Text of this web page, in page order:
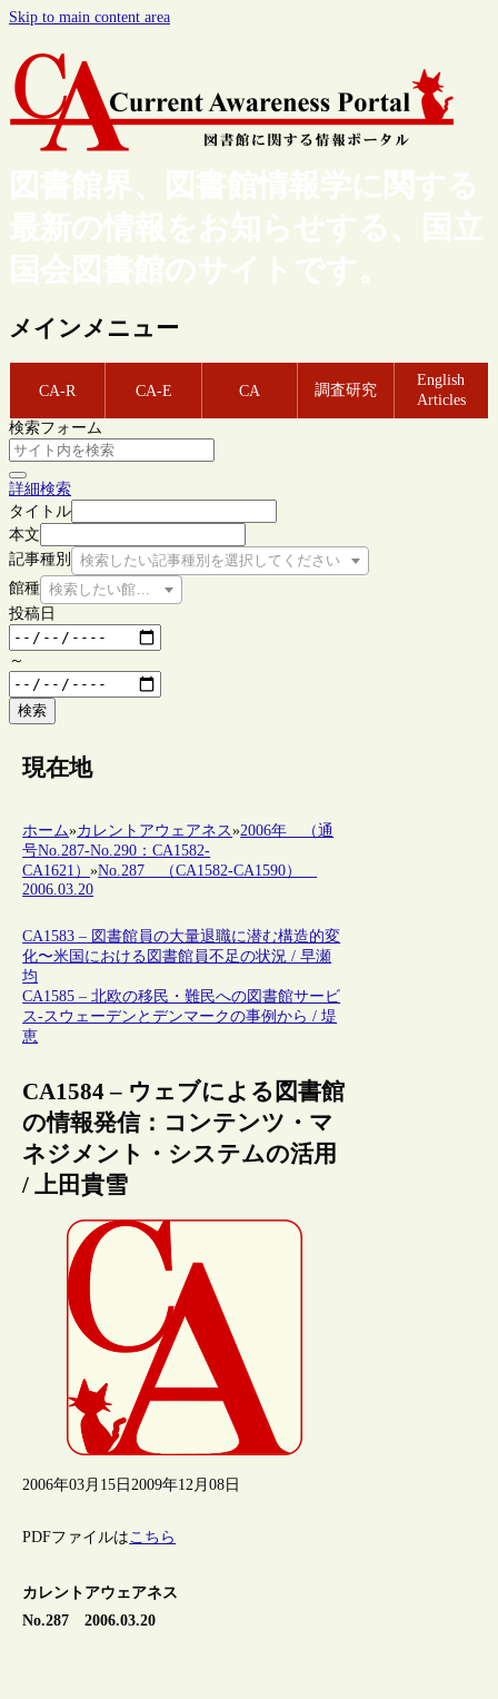
Skip to main content area
図書館界、図書館情報学に関する
最新の情報をお知らせする、国立
国会図書館のサイトです。
メインメニュー
CA-R CA-E CA 調査研究
English
Articles
検索フォーム
詳細検索
タイトル
本文
記事種別
検索したい記事種別を選択してください
館種 検索したい館種を選択してください
投稿日
～
検索
現在地
ホーム»カレントアウェアネス»2006年 （通
号No.287-No.290：CA1582-
CA1621）»No.287 （CA1582-CA1590）
2006.03.20
CA1583 – 図書館員の大量退職に潜む構造的変
化〜米国における図書館員不足の状況 / 早瀬
均
CA1585 – 北欧の移民・難民への図書館サービ
ス-スウェーデンとデンマークの事例から / 堤
恵
CA1584 – ウェブによる図書館
の情報発信：コンテンツ・マ
ネジメント・システムの活用
/ 上田貴雪
2006年03月15日 2009年12月08日
PDFファイルはこちら
カレントアウェアネス
No.287 2006.03.20